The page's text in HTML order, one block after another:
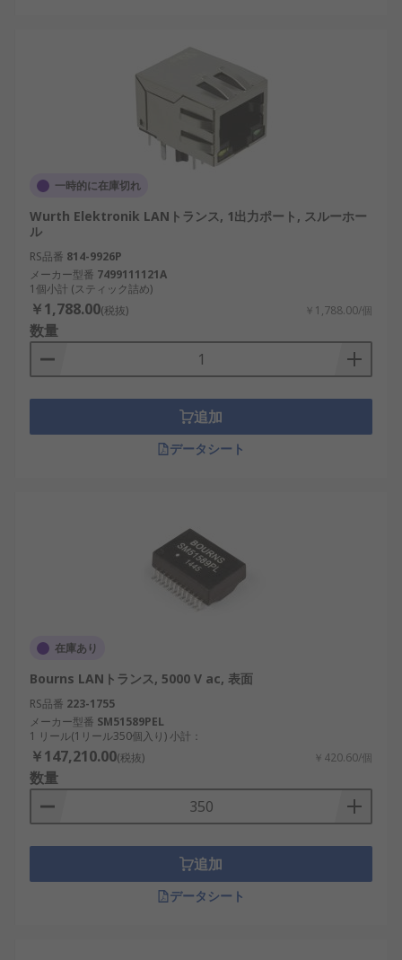
一時的に在庫切れ
Wurth Elektronik LANトランス, 1出力ポート, スルーホー
ル
RS品番 814-9926P
メーカー型番 7499111121A
1個小計 (スティック詰め)
￥1,788.00(税抜) ￥1,788.00/個
数量
追加
データシート
在庫あり
Bourns LANトランス, 5000 V ac, 表面
RS品番 223-1755
メーカー型番 SM51589PEL
1 リール(1リール350個入り) 小計：
￥147,210.00(税抜) ￥420.60/個
数量
追加
データシート